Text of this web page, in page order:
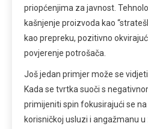
priopćenjima za javnost.
kašnjenje proizvoda kao
kao prepreku, pozitivno
povjerenje potrošača.
Još jedan primjer može se
Kada se tvrtka suoči s
primijeniti spin fokusirajući se
korisničkoj usluzi i angažmanu